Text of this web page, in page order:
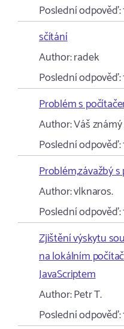
Poslední odpověď:
sčítání
Author:radek
Poslední odpověď:
Problém s
Author:Váš
Poslední odpověď:
Problém,závažbý
Author:vlknaros.
Poslední odpověď:
Zjištění výskytu
na lokálním
JavaScriptem
Author:Petr T.
Poslední odpověď: